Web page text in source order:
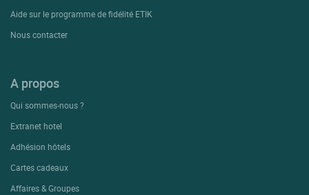
Aide sur le programme de fidélité ETIK
Nous contacter
A propos
Qui sommes-nous ?
Extranet hotel
Adhésion hôtels
Cartes cadeaux
Affaires & Groupes